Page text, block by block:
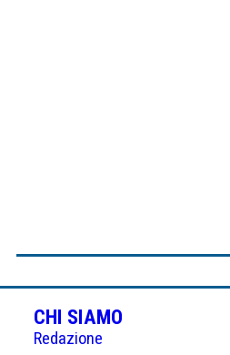
CHI SIAMO
Redazione